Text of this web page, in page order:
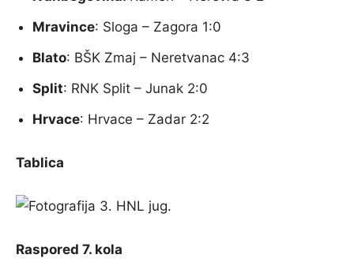
Mravince: Sloga – Zagora 1:0
Blato: BŠK Zmaj – Neretvanac 4:3
Split: RNK Split – Junak 2:0
Hrvace: Hrvace – Zadar 2:2
Tablica
Raspored 7. kola